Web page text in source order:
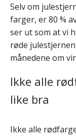
Selv om
farger, er 80 %
ser ut som at vi
røde
månedene om
Ikke alle
like bra
Ikke alle